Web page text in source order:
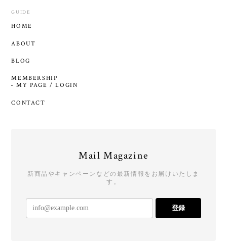
GUIDE
HOME
ABOUT
BLOG
MEMBERSHIP
MY PAGE / LOGIN
CONTACT
Mail Magazine
新商品やキャンペーンなどの最新情報をお届けいたしま
す。
登録